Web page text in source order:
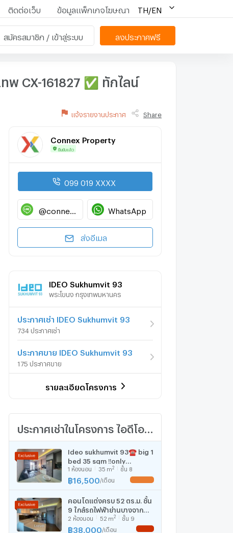
ติดต่อเว็บ ข้อมูลแพ็กเกจโฆษณา TH/EN
สมัครสมาชิก / เข้าสู่ระบบ ลงประกาศฟรี
พ CX-161827 ✅ ทักไลน์
แจ้งรายงานประกาศ Share
Connex Property
ยืนยันแล้ว
099 019 XXXX
@connexproperty WhatsApp
ส่งอีเมล
IDEO Sukhumvit 93
พระโขนง กรุงเทพมหานคร
ประกาศเช่า IDEO Sukhumvit 93
734 ประกาศเช่า
ประกาศขาย IDEO Sukhumvit 93
175 ประกาศขาย
รายละเอียดโครงการ
Ideo sukhumvit 93☎️ big 1
bed 35 sqm ‼️only
16500/month‼️ NOW
AVAILABLE 🔆✅
1 ห้องนอน 35 m2 ชั้น 8
฿16,500 /เดือน
คอนโดแต่งครบ 52 ตร.ม. ชั้น
9 ใกล้รถไฟฟ้าย่านบางจาก
พระโขนง
2 ห้องนอน 52 m2 ชั้น 9
฿38,000 /เดือน